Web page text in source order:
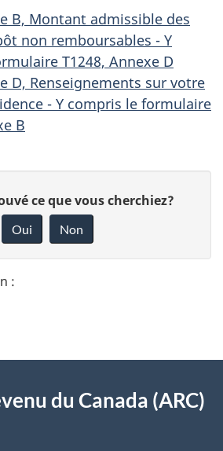
B, Montant admissible des
non remboursables - Y
T1248, Annexe D
D, Renseignements sur votre
- Y compris le formulaire
B
ce que vous cherchiez?
Oui Non
du Canada (ARC)